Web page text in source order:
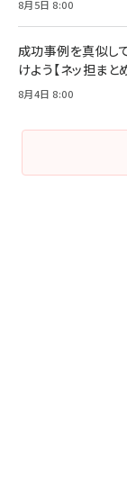
8月5日 8:00
成功事例を真似し
けよう【ネッ担まと
8月4日 8:00